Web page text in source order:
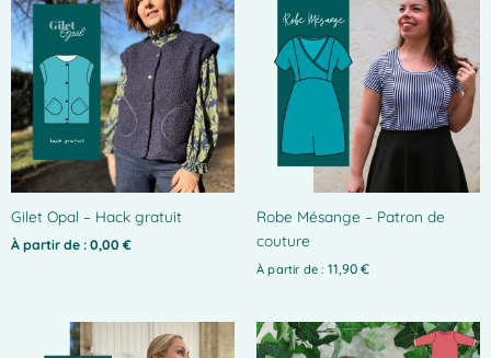
Gilet Opal – Hack gratuit
À partir de : 0,00 €
Robe Mésange – Patron de
couture
À partir de : 11,90 €
plusieurs
variations.
options
peuvent
être
sur
la
page
Ce